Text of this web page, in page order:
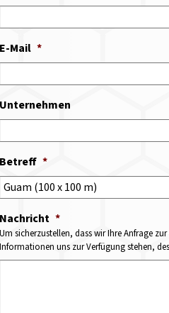
E-Mail *
Unternehmen
Betreff *
Nachricht *
Um sicherzustellen, dass wir Ihre Anfrage
Informationen uns zur Verfügung stehen,